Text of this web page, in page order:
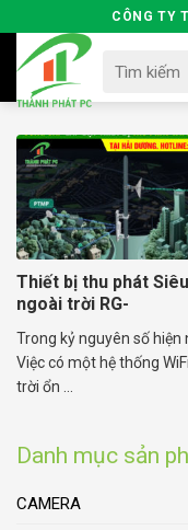
to
content
CÔNG TY
for:
Danh mục sản
CAMERA
Thiết bị thu phát
ngoài trời RG-
AirMetro460F
Trong kỷ nguyên số hiện
Việc có một hệ thống
trời ổn ...